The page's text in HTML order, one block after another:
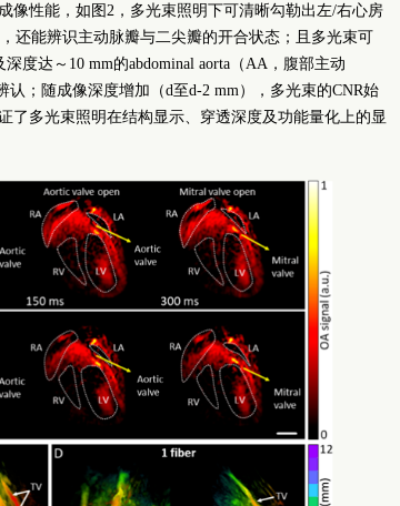
像性能，如图2，多光束照明下可清晰勾勒出左/右心房
还能辨识主动脉瓣与二尖瓣的开合状态；且多光束可
度达～10 mm的abdominal aorta（AA，腹部主动
；随成像深度增加（d至d-2 mm），多光束的CNR始
了多光束照明在结构显示、穿透深度及功能量化上的显